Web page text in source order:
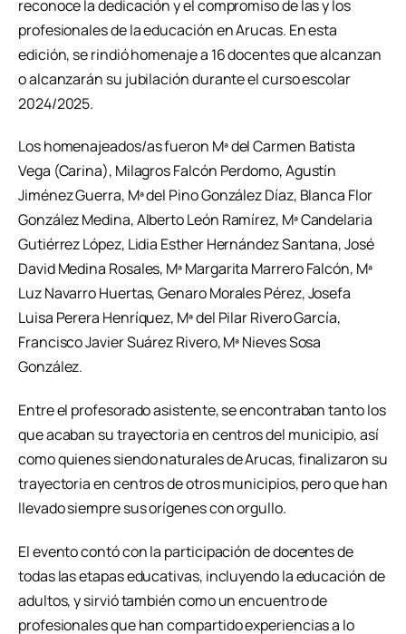
reconoce la dedicación y el compromiso de las y los
profesionales de la educación en Arucas. En esta
edición, se rindió homenaje a 16 docentes que alcanzan
o alcanzarán su jubilación durante el curso escolar
2024/2025.
Los homenajeados/as fueron Mª del Carmen Batista
Vega (Carina), Milagros Falcón Perdomo, Agustín
Jiménez Guerra, Mª del Pino González Díaz, Blanca Flor
González Medina, Alberto León Ramírez, Mª Candelaria
Gutiérrez López, Lidia Esther Hernández Santana, José
David Medina Rosales, Mª Margarita Marrero Falcón, Mª
Luz Navarro Huertas, Genaro Morales Pérez, Josefa
Luisa Perera Henríquez, Mª del Pilar Rivero García,
Francisco Javier Suárez Rivero, Mª Nieves Sosa
González.
Entre el profesorado asistente, se encontraban tanto los
que acaban su trayectoria en centros del municipio, así
como quienes siendo naturales de Arucas, finalizaron su
trayectoria en centros de otros municipios, pero que han
llevado siempre sus orígenes con orgullo.
El evento contó con la participación de docentes de
todas las etapas educativas, incluyendo la educación de
adultos, y sirvió también como un encuentro de
profesionales que han compartido experiencias a lo